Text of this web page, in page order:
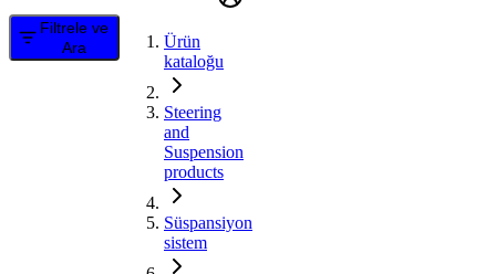
Filtrele ve
Ara
Ürün
kataloğu
Steering
and
Suspension
products
Süspansiyon
sistem